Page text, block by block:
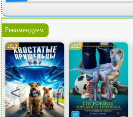
Рекомендуем:
2023 2023
<